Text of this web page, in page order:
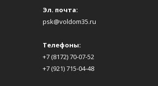
Эл. почта:
psk@voldom35.ru
Телефоны:
+7 (8172) 70-07-52
+7 (921) 715-04-48